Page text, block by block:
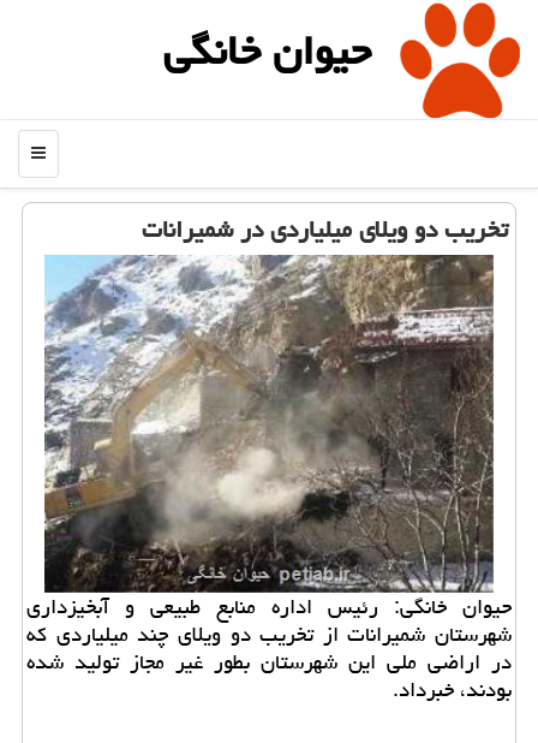
حیوان خانگی
منو
تخریب دو ویلای میلیاردی در شمیرانات
حیوان خانگی: رئیس اداره منابع طبیعی و آبخیزداری
شهرستان شمیرانات از تخریب دو ویلای چند میلیاردی که
در اراضی ملی این شهرستان بطور غیر مجاز تولید شده
بودند، خبرداد.